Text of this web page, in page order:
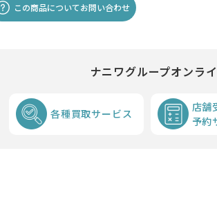
この商品についてお問い合わせ
ナニワグループオンラ
各種買取サービス
店舗
予約